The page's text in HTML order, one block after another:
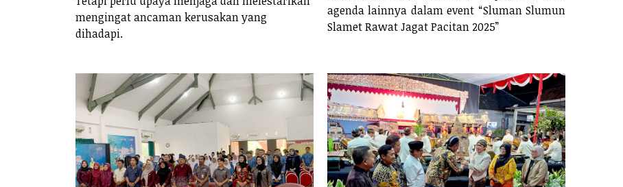
mengingat ancaman kerusakan yang
dihadapi.
agenda lainnya dalam event “Sluman Slumun
Slamet Rawat Jagat Pacitan 2025”